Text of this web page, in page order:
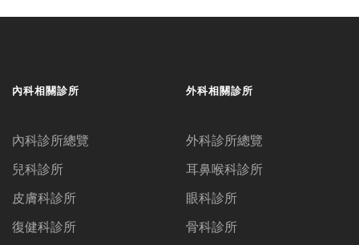
內科相關診所
內科診所總覽
兒科診所
皮膚科診所
復健科診所
外科相關診所
外科診所總覽
耳鼻喉科診所
眼科診所
骨科診所